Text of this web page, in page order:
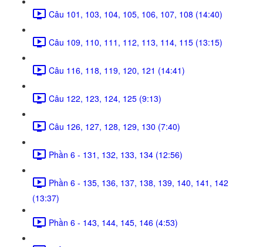
Câu 101, 103, 104, 105, 106, 107, 108 (14:40)
Câu 109, 110, 111, 112, 113, 114, 115 (13:15)
Câu 116, 118, 119, 120, 121 (14:41)
Câu 122, 123, 124, 125 (9:13)
Câu 126, 127, 128, 129, 130 (7:40)
Phần 6 - 131, 132, 133, 134 (12:56)
Phần 6 - 135, 136, 137, 138, 139, 140, 141, 142
(13:37)
Phần 6 - 143, 144, 145, 146 (4:53)